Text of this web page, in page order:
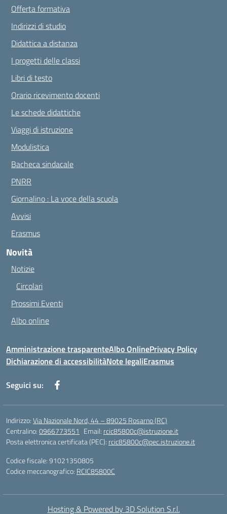
Offerta formativa
Indirizzi di studio
Didattica a distanza
I progetti delle classi
Libri di testo
Orario ricevimento docenti
Le schede didattiche
Viaggi di istruzione
Modulistica
Bacheca sindacale
PNRR
Giornalino : La voce della scuola
Avvisi
Erasmus
Novità
Notizie
Circolari
Prossimi Eventi
Albo online
Amministrazione trasparenteAlbo OnlinePrivacy Policy
Dichiarazione di accessibilitàNote legaliErasmus
Seguici su:
Indirizzo:Via Nazionale Nord, 44 – 89025 Rosarno (RC)
Centralino:0966773551 Email: rcic85800c@istruzione.it
Posta elettronica certificata (PEC): rcic85800c@pec.istruzione.it
Codice fiscale: 91021350805
Codice meccanografico: RCIC85800C
Hosting & Powered by 3D Solution S.r.l.